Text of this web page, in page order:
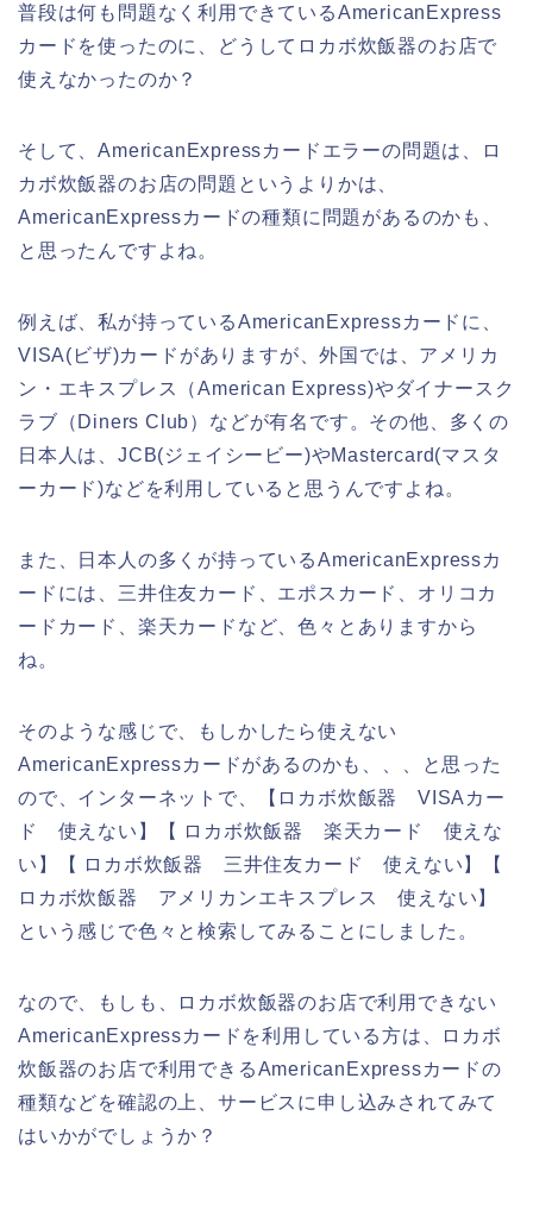
普段は何も問題なく利用できているAmericanExpress
カードを使ったのに、どうしてロカボ炊飯器のお店で
使えなかったのか？
そして、AmericanExpressカードエラーの問題は、ロ
カボ炊飯器のお店の問題というよりかは、
AmericanExpressカードの種類に問題があるのかも、
と思ったんですよね。
例えば、私が持っているAmericanExpressカードに、
VISA(ビザ)カードがありますが、外国では、アメリカ
ン・エキスプレス（American Express)やダイナースク
ラブ（Diners Club）などが有名です。その他、多くの
日本人は、JCB(ジェイシービー)やMastercard(マスタ
ーカード)などを利用していると思うんですよね。
また、日本人の多くが持っているAmericanExpressカ
ードには、三井住友カード、エポスカード、オリコカ
ードカード、楽天カードなど、色々とありますから
ね。
そのような感じで、もしかしたら使えない
AmericanExpressカードがあるのかも、、、と思った
ので、インターネットで、【ロカボ炊飯器 VISAカー
ド 使えない】【 ロカボ炊飯器 楽天カード 使えな
い】【 ロカボ炊飯器 三井住友カード 使えない】【
ロカボ炊飯器 アメリカンエキスプレス 使えない】
という感じで色々と検索してみることにしました。
なので、もしも、ロカボ炊飯器のお店で利用できない
AmericanExpressカードを利用している方は、ロカボ
炊飯器のお店で利用できるAmericanExpressカードの
種類などを確認の上、サービスに申し込みされてみて
はいかがでしょうか？